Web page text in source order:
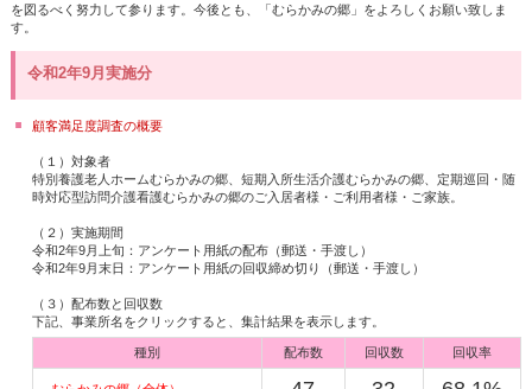
を図るべく努力して参ります。今後とも、「むらかみの郷」をよろしくお願い致しま
す。
令和2年9月実施分
顧客満足度調査の概要
（１）対象者
特別養護老人ホームむらかみの郷、短期入所生活介護むらかみの郷、定期巡回・随
時対応型訪問介護看護むらかみの郷のご入居者様・ご利用者様・ご家族。
（２）実施期間
令和2年9月上旬：アンケート用紙の配布（郵送・手渡し）
令和2年9月末日：アンケート用紙の回収締め切り（郵送・手渡し）
（３）配布数と回収数
下記、事業所名をクリックすると、集計結果を表示します。
種別 配布数 回収数 回収率